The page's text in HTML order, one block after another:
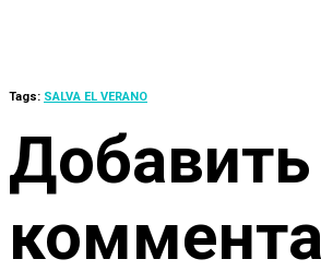
Tags: SALVA EL VERANO
Добавить